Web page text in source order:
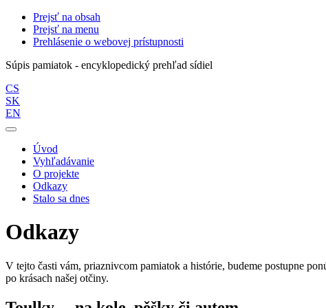
Prejsť na obsah
Prejsť na menu
Prehlásenie o webovej prístupnosti
Súpis pamiatok - encyklopedický prehľad sídiel
CS
SK
EN
Úvod
Vyhľadávanie
O projekte
Odkazy
Stalo sa dnes
Odkazy
V tejto časti vám, priaznivcom pamiatok a histórie, budeme postupne
po krásach našej otčiny.